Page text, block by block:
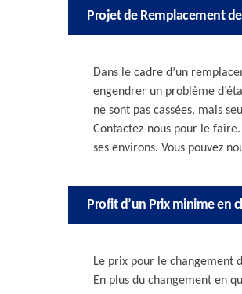
Projet de Remplacement
Dans le cadre d’un
engendrer un problème
ne sont pas cassées, mais
Contactez-nous pour le
ses environs. Vous pouvez
Profit d’un Prix minime en
Le prix pour le changement
En plus du changement en